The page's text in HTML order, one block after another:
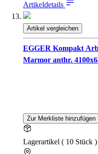
Artikeldetails
Artikel vergleichen
EGGER Kompakt
Marmor anthr.
Zur Merkliste hinzufügen
Lagerartikel ( 10 Stück )